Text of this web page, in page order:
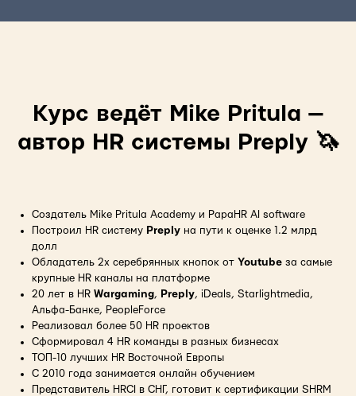
Курс ведёт Mike Pritula —
автор HR системы Preply 🦄
Создатель Mike Pritula Academy и PapaHR AI software
Построил HR систему Preply на пути к оценке 1.2 млрд
долл
Обладатель 2х серебрянных кнопок от Youtube за самые
крупные HR каналы на платформе
20 лет в HR Wargaming, Preply, iDeals, Starlightmedia,
Альфа-Банке, PeopleForce
Реализовал более 50 HR проектов
Сформировал 4 HR команды в разных бизнесах
ТОП-10 лучших HR Восточной Европы
С 2010 года занимается онлайн обучением
Представитель HRCI в СНГ, готовит к сертификации SHRM